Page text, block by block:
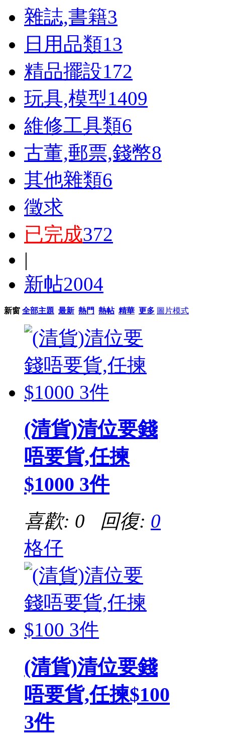
雜誌,書籍3
日用品類13
精品擺設172
玩具,模型1409
維修工具類6
古董,郵票,錢幣8
其他雜類6
徵求
已完成372
|
新帖2004
新窗 全部主題 最新 熱門 熱帖 精華 更多 圖片模式
(清貨)清位要錢
唔要貨,任揀
$1000 3件
喜歡: 0 回復: 0
格仔
(清貨)清位要錢
唔要貨,任揀$100
3件